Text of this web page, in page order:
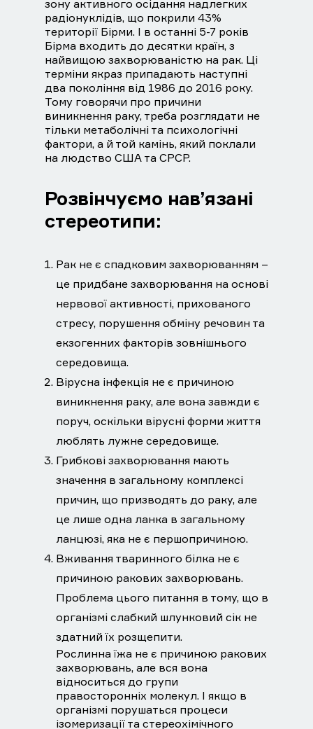
зону активного осідання надлегких
радіонуклідів, що покрили 43%
території Бірми. І в останні 5-7 років
Бірма входить до десятки країн, з
найвищою захворюваністю на рак. Ці
терміни якраз припадають наступні
два покоління від 1986 до 2016 року.
Тому говорячи про причини
виникнення раку, треба розглядати не
тільки метаболічні та психологічні
фактори, а й той камінь, який поклали
на людство США та СРСР.
Розвінчуємо нав’язані
стереотипи:
Рак не є спадковим захворюванням –
це придбане захворювання на основі
нервової активності, прихованого
стресу, порушення обміну речовин та
екзогенних факторів зовнішнього
середовища.
Вірусна інфекція не є причиною
виникнення раку, але вона завжди є
поруч, оскільки вірусні форми життя
люблять лужне середовище.
Грибкові захворювання мають
значення в загальному комплексі
причин, що призводять до раку, але
це лише одна ланка в загальному
ланцюзі, яка не є першопричиною.
Вживання тваринного білка не є
причиною ракових захворювань.
Проблема цього питання в тому, що в
організмі слабкий шлунковий сік не
здатний їх розщепити.
Рослинна їжа не є причиною ракових
захворювань, але вся вона
відноситься до групи
правосторонніх молекул. І якщо в
організмі порушаться процеси
ізомеризації та стереохімічного